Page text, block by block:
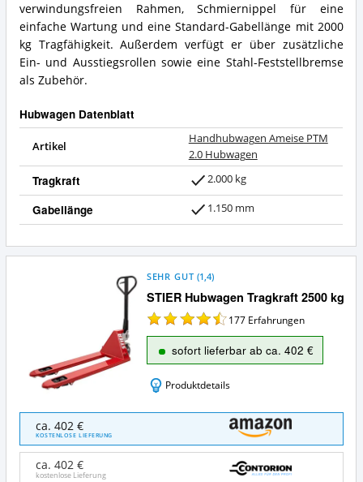
verwindungsfreien Rahmen, Schmiernippel für eine
einfache Wartung und eine Standard-Gabellänge mit 2000
kg Tragfähigkeit. Außerdem verfügt er über zusätzliche
Ein- und Ausstiegsrollen sowie eine Stahl-Feststellbremse
als Zubehör.
Hubwagen Datenblatt
Artikel
Handhubwagen Ameise PTM
2.0 Hubwagen
Tragkraft 2.000 kg
Gabellänge 1.150 mm
STIER Hubwagen Tragkraft 2500 kg
SEHR GUT (1,4)
177 Erfahrungen
sofort lieferbar ab ca. 402 €
Produktdetails
STIER
Hubwagen
Tragkraft
2500
ca. 402 €
KOSTENLOSE LIEFERUNG
ca. 402 €
kostenlose Lieferung